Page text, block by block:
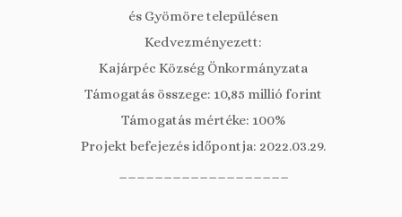
és Gyömöre településen
Kedvezményezett:
Kajárpéc Község Önkormányzata
Támogatás összege: 10,85 millió forint
Támogatás mértéke: 100%
Projekt befejezés időpontja: 2022.03.29.